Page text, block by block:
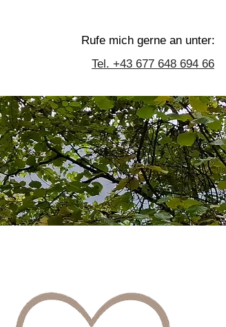
Rufe mich gerne an unter:
Tel. +43 677 648 694 66